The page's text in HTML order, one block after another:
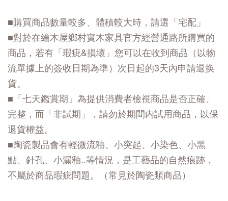
■購買商品數量較多、體積較大時，請選「宅配」
■對於在繪木屋鄉村實木家具官方經營通路所購買的
商品，若有「瑕疵&損壞」您可以在收到商品（以物
流單據上的簽收日期為準）次日起的3天內申請退换
貨。
■「七天鑑賞期」為提供消費者檢視商品是否正確、
完整，而「非試期」，請勿於期間内試用商品，以保
退貨權益。
■陶瓷製品會有輕微流釉、小突起、小染色、小黑
點、針孔、小漏釉..等情況，是工藝品的自然痕跡，
不屬於商品瑕疵問題。（常見於陶瓷類商品）